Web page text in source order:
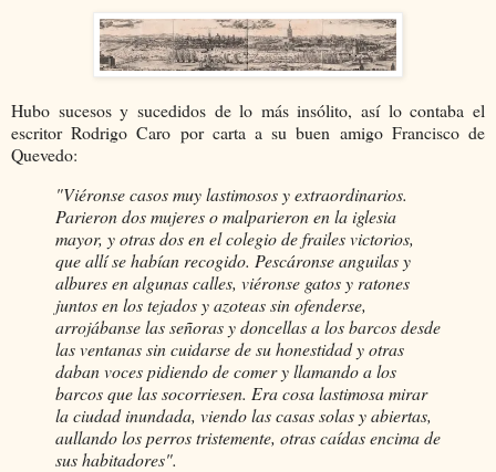
Hubo sucesos y sucedidos de lo más insólito, así lo contaba el
escritor Rodrigo Caro por carta a su buen amigo Francisco de
Quevedo:
"Viéronse casos muy lastimosos y extraordinarios.
Parieron dos mujeres o malparieron en la iglesia
mayor, y otras dos en el colegio de frailes victorios,
que allí se habían recogido. Pescáronse anguilas y
albures en algunas calles, viéronse gatos y ratones
juntos en los tejados y azoteas sin ofenderse,
arrojábanse las señoras y doncellas a los barcos desde
las ventanas sin cuidarse de su honestidad y otras
daban voces pidiendo de comer y llamando a los
barcos que las socorriesen. Era cosa lastimosa mirar
la ciudad inundada, viendo las casas solas y abiertas,
aullando los perros tristemente, otras caídas encima de
sus habitadores".